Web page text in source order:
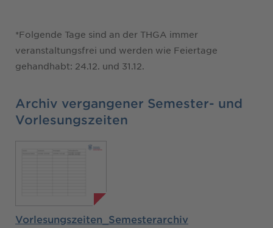
*Folgende Tage sind an der THGA immer
veranstaltungsfrei und werden wie Feiertage
gehandhabt: 24.12. und 31.12.
Archiv vergangener Semester- und
Vorlesungszeiten
Vorlesungszeiten_Semesterarchiv